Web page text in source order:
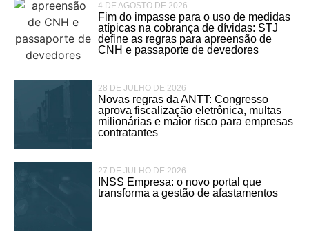
4 DE AGOSTO DE 2026
Fim do impasse para o uso de medidas
atípicas na cobrança de dívidas: STJ
define as regras para apreensão de
CNH e passaporte de devedores
28 DE JULHO DE 2026
Novas regras da ANTT: Congresso
aprova fiscalização eletrônica, multas
milionárias e maior risco para empresas
contratantes
27 DE JULHO DE 2026
INSS Empresa: o novo portal que
transforma a gestão de afastamentos